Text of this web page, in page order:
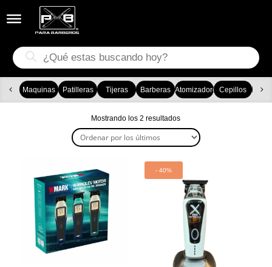
Búsqueda
de
productos
Maquinas Patilleras Tijeras Barberas AtomizadoresCepillos
Mostrando los 2 resultadosOrdenado
por
los
- 40%